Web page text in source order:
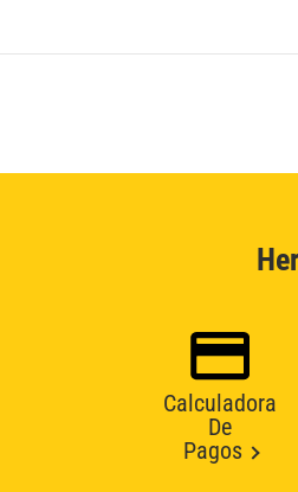
Calculadora
De
Pagos